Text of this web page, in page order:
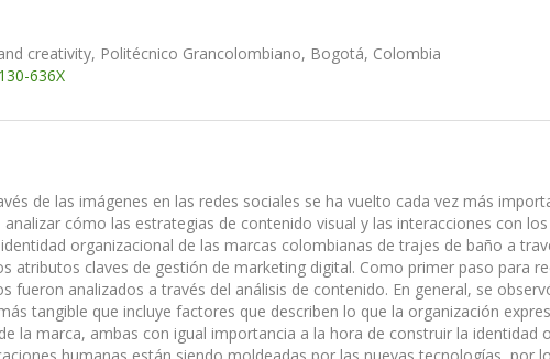
creativity, Politécnico Grancolombiano, Bogotá, Colombia
636X
de las imágenes en las redes sociales se ha vuelto cada vez más
cómo las estrategias de contenido visual y las interacciones con
organizacional de las marcas colombianas de trajes de baño a
atributos claves de gestión de marketing digital. Como primer paso para
fueron analizados a través del análisis de contenido. En general, se
tangible que incluye factores que describen lo que la organización
la marca, ambas con igual importancia a la hora de construir la identidad